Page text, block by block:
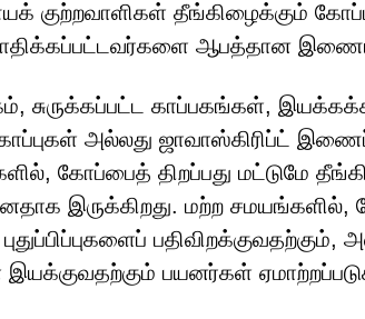
குற்றவாளிகள் தீங்கிழைக்கும்
ஆபத்தான
சுருக்கப்பட்ட காப்பகங்கள்,
அல்லது ஜாவாஸ்கிரிப்ட்
கோப்பைத் திறப்பது மட்டுமே
இருக்கிறது. மற்ற
இயக்குவதற்கும் பயனர்கள்